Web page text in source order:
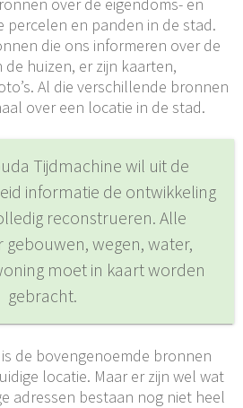
percelen en panden in de stad.
die ons informeren over de
de huizen, er zijn kaarten,
Al die verschillende bronnen
over een locatie in de stad.
Tijdmachine wil uit de
informatie de ontwikkeling
reconstrueren. Alle
wegen, water,
moet in kaart worden
gebracht.
de bovengenoemde bronnen
locatie. Maar er zijn wel wat
adressen bestaan nog niet heel